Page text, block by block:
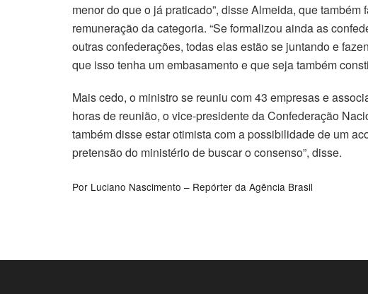
menor do que o já praticado”, disse Almeida, que
remuneração da categoria. “Se formalizou ainda as
outras confederações, todas elas estão se juntando e
que isso tenha um embasamento e que seja também
Mais cedo, o ministro se reuniu com 43 empresas e
horas de reunião, o vice-presidente da Confederação
também disse estar otimista com a possibilidade de um
pretensão do ministério de buscar o consenso”, disse.
Por Luciano Nascimento – Repórter da Agência Brasil